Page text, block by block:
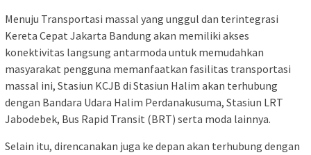
Menuju Transportasi massal yang unggul dan terintegrasi
Kereta Cepat Jakarta Bandung akan memiliki akses
konektivitas langsung antarmoda untuk memudahkan
masyarakat pengguna memanfaatkan fasilitas transportasi
massal ini, Stasiun KCJB di Stasiun Halim akan terhubung
dengan Bandara Udara Halim Perdanakusuma, Stasiun LRT
Jabodebek, Bus Rapid Transit (BRT) serta moda lainnya.
Selain itu, direncanakan juga ke depan akan terhubung dengan